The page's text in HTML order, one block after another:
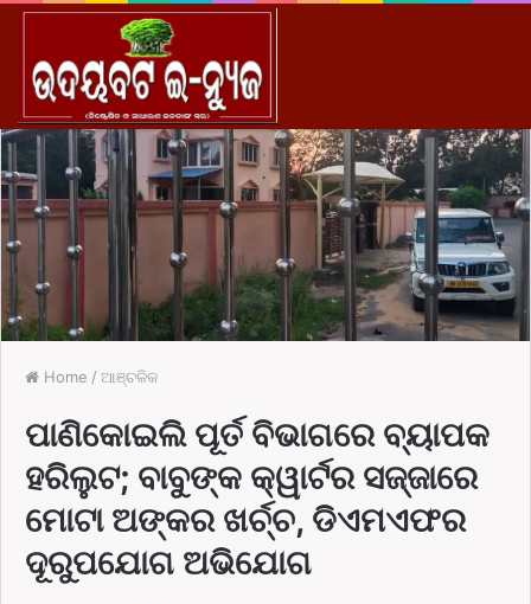
Home / ଆଞ୍ଚଳିକ
ପାଣିକୋଇଲି ପୂର୍ତ ବିଭାଗରେ ବ୍ୟାପକ
ହରିଲୁଟ; ବାବୁଙ୍କ କ୍ୱାର୍ଟର ସଜ୍ଜାରେ
ମୋଟା ଅଙ୍କର ଖର୍ଚ୍ଚ, ଡିଏମଏଫର
ଦୂରୁପଯୋଗ ଅଭିଯୋଗ